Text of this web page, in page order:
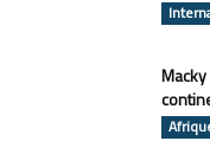
Macky